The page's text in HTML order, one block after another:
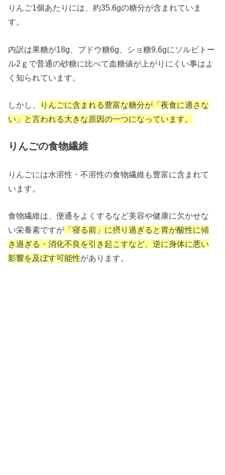
りんご1個あたりには、約35.6gの糖分が含まれていま
す。
内訳は果糖が18g、ブドウ糖6g、ショ糖9.6gにソルビトー
ル2ｇで普通の砂糖に比べて血糖値が上がりにくい事はよ
く知られています。
しかし、
りんごに含まれる豊富な糖分が「夜食に適さな
い」と言われる大きな原因の一つになっています。
りんごの食物繊維
りんごには水溶性・不溶性の食物繊維も豊富に含まれて
います。
食物繊維は、便通をよくするなど美容や健康に欠かせな
い栄養素ですが 「寝る前」に摂り過ぎると胃が酸性に傾
き過ぎる・消化不良を引き起こすなど、逆に身体に悪い
影響を及ぼす可能性があります。